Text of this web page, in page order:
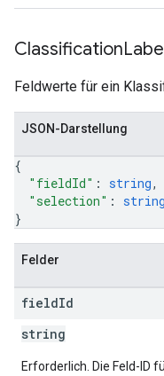
Classification
Feldwerte für ein
JSON-Darstellung
{
"fieldId" : string,
"selection" : string
}
Felder
fieldId
string
Erforderlich. Die Feld-ID